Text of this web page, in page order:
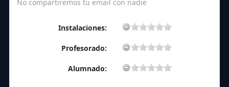
No compartiremos tu email con nadie
Instalaciones:
Profesorado:
Alumnado: